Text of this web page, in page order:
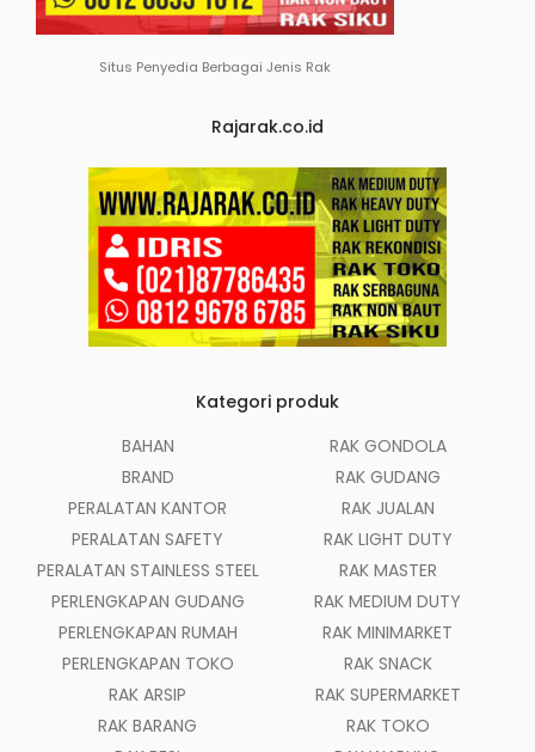
Situs Penyedia Berbagai Jenis Rak
Rajarak.co.id
Kategori produk
BAHAN
BRAND
PERALATAN KANTOR
PERALATAN SAFETY
PERALATAN STAINLESS STEEL
PERLENGKAPAN GUDANG
PERLENGKAPAN RUMAH
PERLENGKAPAN TOKO
RAK ARSIP
RAK BARANG
RAK GONDOLA
RAK GUDANG
RAK JUALAN
RAK LIGHT DUTY
RAK MASTER
RAK MEDIUM DUTY
RAK MINIMARKET
RAK SNACK
RAK SUPERMARKET
RAK TOKO